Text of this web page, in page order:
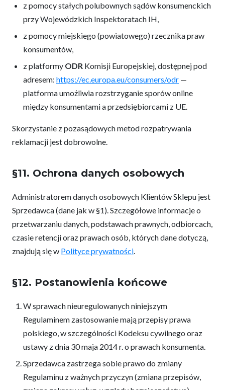
z pomocy stałych polubownych sądów konsumenckich
przy Wojewódzkich Inspektoratach IH,
z pomocy miejskiego (powiatowego) rzecznika praw
konsumentów,
z platformy ODR Komisji Europejskiej, dostępnej pod
adresem: https://ec.europa.eu/consumers/odr —
platforma umożliwia rozstrzyganie sporów online
między konsumentami a przedsiębiorcami z UE.
Skorzystanie z pozasądowych metod rozpatrywania
reklamacji jest dobrowolne.
§11. Ochrona danych osobowych
Administratorem danych osobowych Klientów Sklepu jest
Sprzedawca (dane jak w §1). Szczegółowe informacje o
przetwarzaniu danych, podstawach prawnych, odbiorcach,
czasie retencji oraz prawach osób, których dane dotyczą,
znajdują się w Polityce prywatności.
§12. Postanowienia końcowe
W sprawach nieuregulowanych niniejszym
Regulaminem zastosowanie mają przepisy prawa
polskiego, w szczególności Kodeksu cywilnego oraz
ustawy z dnia 30 maja 2014 r. o prawach konsumenta.
Sprzedawca zastrzega sobie prawo do zmiany
Regulaminu z ważnych przyczyn (zmiana przepisów,